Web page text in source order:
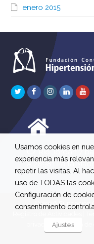
enero 2015
TwitterFacebook
Instagram
LinkedIn
C/ Río Jordán 7
A 28981 Parla
© 2026 Fundación
privacidad|Política de
Usamos cookies en
experiencia más
repetir las visitas. Al
uso de TODAS las
Configuración de
consentimiento
Ajustes